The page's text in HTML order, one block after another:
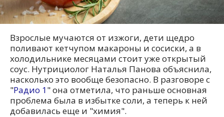
Взрослые мучаются от изжоги, дети щедро
поливают кетчупом макароны и сосиски, а в
холодильнике месяцами стоит уже открытый
соус. Нутрициолог Наталья Панова объяснила,
насколько это вообще безопасно. В разговоре с
"Радио 1" она отметила, что раньше основная
проблема была в избытке соли, а теперь к ней
добавилась еще и "химия".